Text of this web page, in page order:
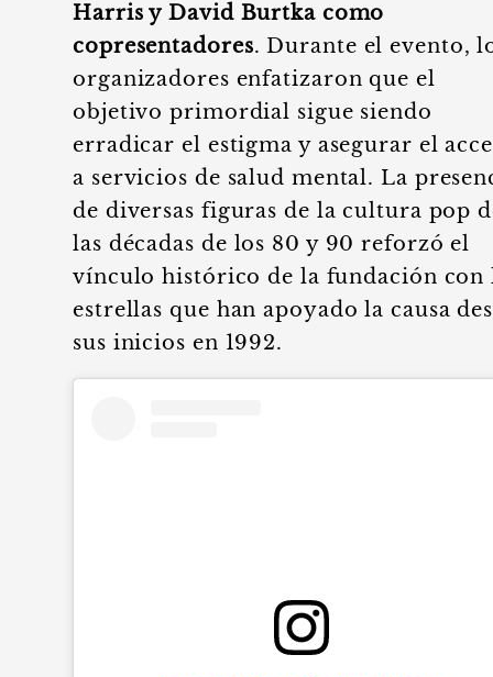
Harris y David Burtka como
copresentadores. Durante el evento,
organizadores enfatizaron que el
objetivo primordial sigue siendo
erradicar el estigma y asegurar el
a servicios de salud mental. La
de diversas figuras de la cultura pop
las décadas de los 80 y 90 reforzó el
vínculo histórico de la fundación con
estrellas que han apoyado la causa
sus inicios en 1992.